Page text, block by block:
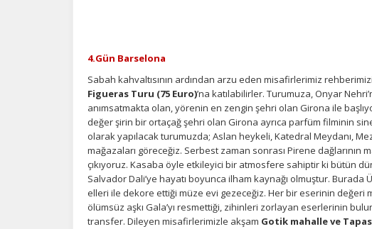
4.Gün Barselona
Sabah kahvaltısının ardından arzu eden misafirlerimiz
Figueras Turu (75 Euro)’na katılabilirler. Turumuza, Onyar
anımsatmakta olan, yörenin en zengin şehri olan Girona ile
değer şirin bir ortaçağ şehri olan Girona ayrıca parfüm filminin
olarak yapılacak turumuzda; Aslan heykeli, Katedral Meydanı,
mağazaları göreceğiz. Serbest zaman sonrası Pirene dağlarının
çıkıyoruz. Kasaba öyle etkileyici bir atmosfere sahiptir ki bütün
Salvador Dali’ye hayatı boyunca ilham kaynağı olmuştur. Burada
elleri ile dekore ettiği müze evi gezeceğiz. Her bir eserinin
ölümsüz aşkı Gala’yı resmettiği, zihinleri zorlayan eserlerinin
transfer. Dileyen misafirlerimizle akşam Gotik mahalle ve